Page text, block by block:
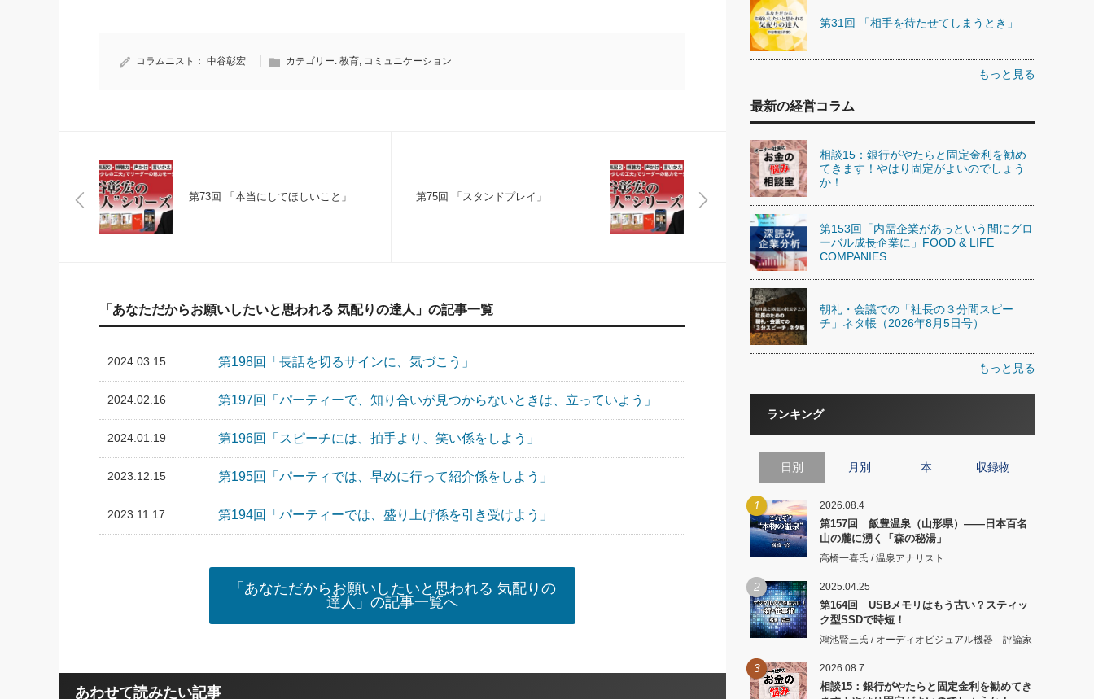
コラムニスト： 中谷彰宏 カテゴリー: 教育 コミュニケーション
第73回 「本当にしてほしいこと」 第75回 「スタンドプレイ」
「あなただからお願いしたいと思われる 気配りの達人」の記事一覧
2024.03.15 第198回「長話を切るサインに、気づこう」
2024.02.16 第197回「パーティーで、知り合いが見つからないときは、立っていよう」
2024.01.19 第196回「スピーチには、拍手より、笑い係をしよう」
2023.12.15 第195回「パーティでは、早めに行って紹介係をしよう」
2023.11.17 第194回「パーティーでは、盛り上げ係を引き受けよう」
「あなただからお願いしたいと思われる 気配りの
達人」の記事一覧へ
あわせて読みたい記事
第31回 「相手を待たせてしまうとき」
もっと見る
最新の経営コラム
相談15：銀行がやたらと固定金利を勧め
てきます！やはり固定がよいのでしょう
か！
第153回「内需企業があっという間にグロ
ーバル成長企業に」FOOD & LIFE
COMPANIES
朝礼・会議での「社長の３分間スピー
チ」ネタ帳（2026年8月5日号）
もっと見る
ランキング
日別 月別 本 収録物
1 2026.08.4
第157回 飯豊温泉（山形県）――日本百名
山の麓に湧く「森の秘湯」
高橋一喜氏 / 温泉アナリスト
2 2025.04.25
第164回 USBメモリはもう古い？スティッ
ク型SSDで時短！
鴻池賢三氏 / オーディオビジュアル機器 評論家
3 2026.08.7
相談15：銀行がやたらと固定金利を勧めてき